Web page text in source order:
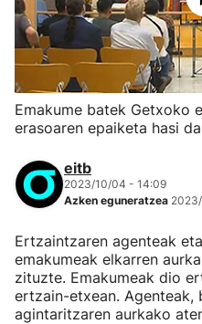
Emakume batek Getxoko
erasoaren epaiketa hasi da
eitb
2023/10/04 - 14:09
Azken eguneratzea
Ertzaintzaren agenteak
emakumeak elkarren
zituzte. Emakumeak dio
ertzain-etxean. Agenteak,
agintaritzaren aurkako